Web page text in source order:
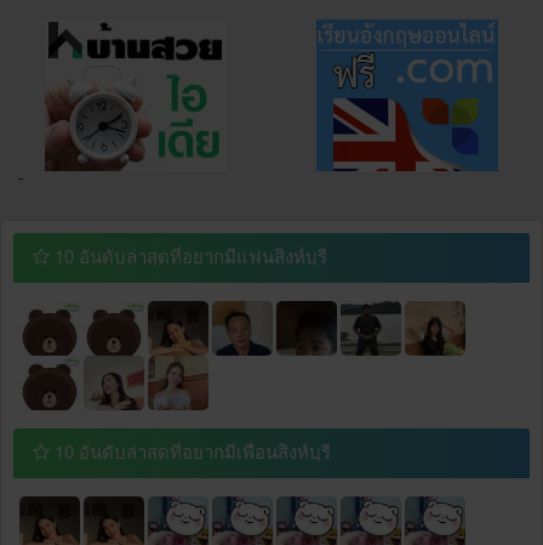
¯
10 อันดับล่าสุดที่อยากมีแฟนสิงห์บุรี
10 อันดับล่าสุดที่อยากมีเพื่อนสิงห์บุรี